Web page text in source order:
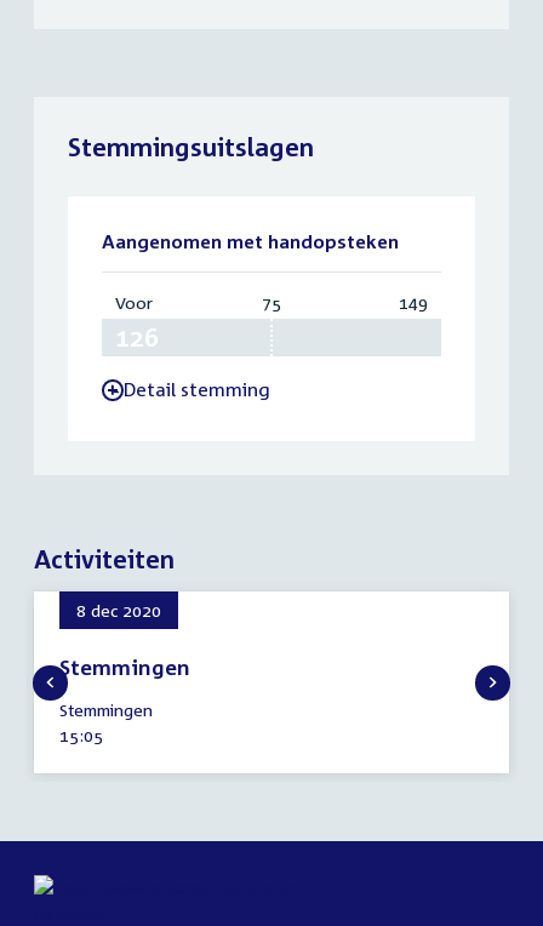
Stemmingsuitslagen
Aangenomen met handopsteken
Voor:
126
75 149
-Detail stemming
Activiteiten
8 dec 2020
Stemmingen
8
december
2020
Stemmingen
Tijd
15:05